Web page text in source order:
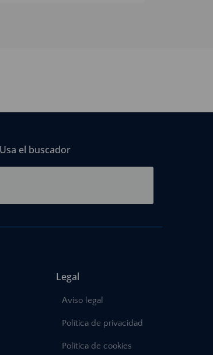
el buscador
Legal
Aviso legal
Política de privacidad
Política de cookies